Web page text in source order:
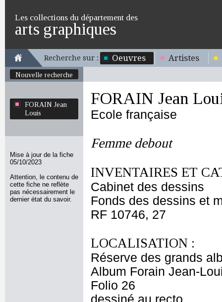
Les collections du département des
arts graphiques
Recherche sur : Oeuvres Artistes
Nouvelle recherche
FORAIN Jean
Louis
Mise à jour de la fiche
05/10/2023
Attention, le contenu de
cette fiche ne reflète
pas nécessairement le
dernier état du savoir.
FORAIN Jean
Ecole française
Femme debout
INVENTAIRES ET
Cabinet des dessins
Fonds des dessins et
RF 10746, 27
LOCALISATION :
Réserve des grands
Album Forain Jean-
Folio 26
dessiné au recto